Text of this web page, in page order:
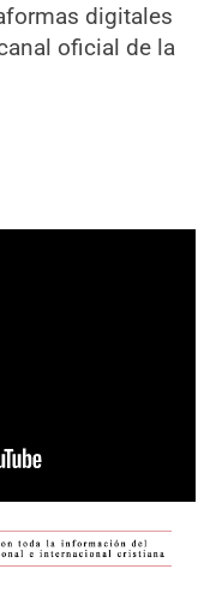
digitales
oficial de la